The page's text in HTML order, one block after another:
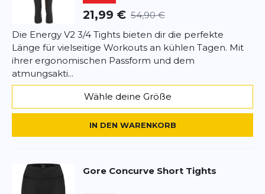
21,99 € 54,90 €
Die Energy V2 3/4 Tights bieten dir die perfekte
Länge für vielseitige Workouts an kühlen Tagen. Mit
ihrer ergonomischen Passform und dem
atmungsakti...
Wähle deine Größe
IN DEN WARENKORB
Gore Concurve Short Tights